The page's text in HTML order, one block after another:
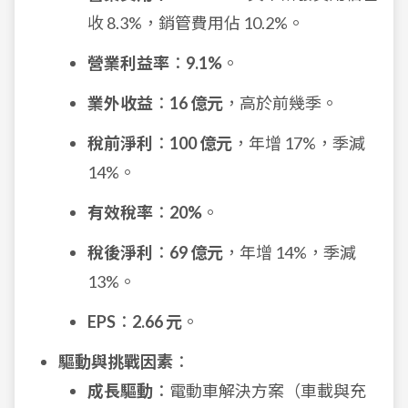
收 8.3%，銷管費用佔 10.2%。
營業利益率 ： 9.1% 。
業外收益 ： 16 億元 ，高於前幾季。
稅前淨利
： 100 億元 ，年增 17%，季減
14%。
有效稅率 ： 20% 。
稅後淨利
： 69 億元 ，年增 14%，季減
13%。
EPS ： 2.66 元 。
驅動與挑戰因素 ：
成長驅動 ：電動車解決方案（車載與充